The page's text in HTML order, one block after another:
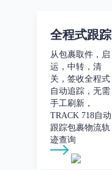
全程式跟踪
从包裹取件，启
运，中转，清
关，签收全程式
自动追踪，无需
手工刷新，
TRACK 718自动
跟踪包裹物流轨
迹查询